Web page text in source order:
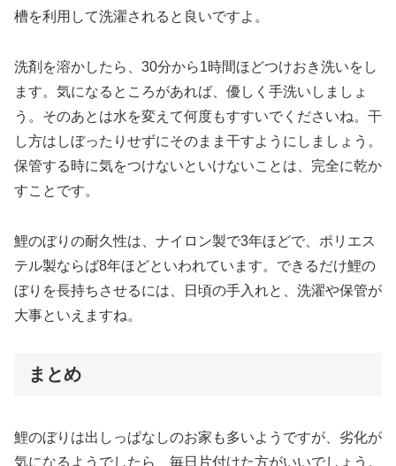
槽を利用して洗濯されると良いですよ。
洗剤を溶かしたら、30分から1時間ほどつけおき洗いをし
ます。気になるところがあれば、優しく手洗いしましょ
う。そのあとは水を変えて何度もすすいでくださいね。干
し方はしぼったりせずにそのまま干すようにしましょう。
保管する時に気をつけないといけないことは、完全に乾か
すことです。
鯉のぼりの耐久性は、ナイロン製で3年ほどで、ポリエス
テル製ならば8年ほどといわれています。できるだけ鯉の
ぼりを長持ちさせるには、日頃の手入れと、洗濯や保管が
大事といえますね。
まとめ
鯉のぼりは出しっぱなしのお家も多いようですが、劣化が
気になるようでしたら、毎日片付けた方がいいでしょう。